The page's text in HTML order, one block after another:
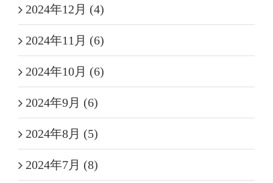
2024年12月 (4)
2024年11月 (6)
2024年10月 (6)
2024年9月 (6)
2024年8月 (5)
2024年7月 (8)